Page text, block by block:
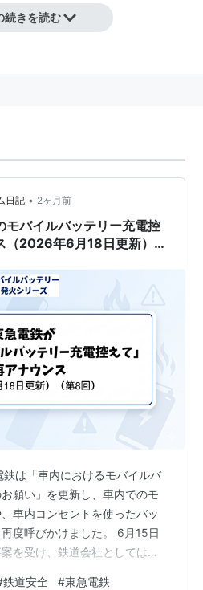
続きを読む
日記 • 2ヶ月前
モバイルバッテリー充電控
（2026年6月18日更新）
は「車内におけるモバイルバ
願い」を更新し、車内でのモ
車内コンセントを使ったバッ
度呼びかけました。 6月15日
を受け、鉄道会社としては異
鉄道安全 #東急電鉄